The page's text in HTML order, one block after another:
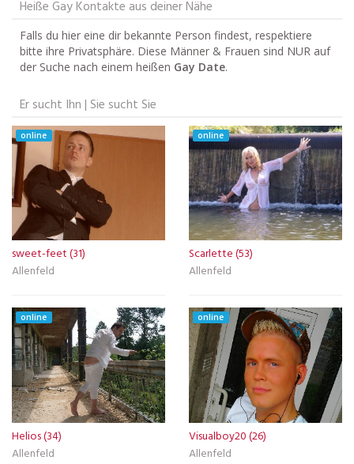
Heiße Gay Kontakte aus deiner Nähe
Falls du hier eine dir bekannte Person findest, respektiere
bitte ihre Privatsphäre. Diese Männer & Frauen sind NUR auf
der Suche nach einem heißen Gay Date.
Er sucht Ihn | Sie sucht Sie
online
sweet-feet (31)
Allenfeld
online
Scarlette (53)
Allenfeld
online
Helios (34)
Allenfeld
online
Visualboy20 (26)
Allenfeld